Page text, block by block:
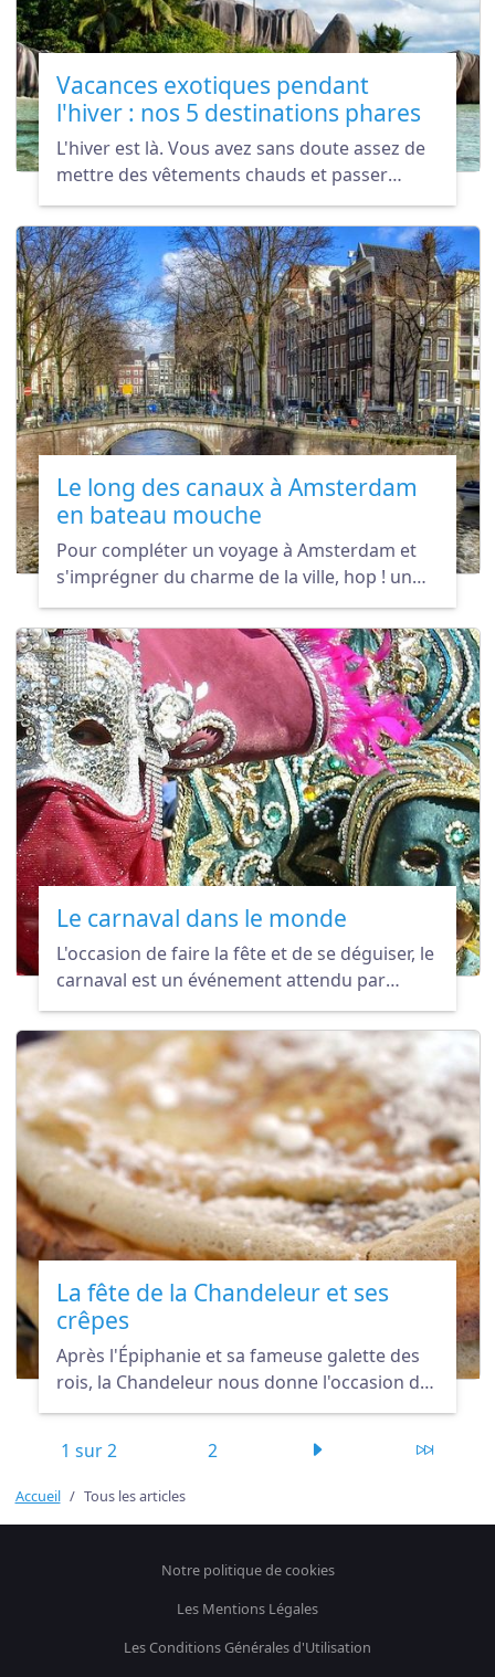
Vacances exotiques pendant
l'hiver : nos 5 destinations phares
L'hiver est là. Vous avez sans doute assez de
mettre des vêtements chauds et passer
presque toutes vos journées de vacances
sous les couvertures chaque année ? Pas de
soucis. Préparez votre bagage et partez à la
découverte des îles et des pays les plus
chauds pour échapper au froid.
Le long des canaux à Amsterdam
en bateau mouche
Pour compléter un voyage à Amsterdam et
s'imprégner du charme de la ville, hop ! un
petit tour en bateau-mouche sur les canaux.
Le carnaval dans le monde
L'occasion de faire la fête et de se déguiser, le
carnaval est un événement attendu par
beaucoup partout dans le monde.
La fête de la Chandeleur et ses
crêpes
Après l'Épiphanie et sa fameuse galette des
rois, la Chandeleur nous donne l'occasion de
nous régaler de crêpes partout en France.
1 sur 2
2
Accueil Tous les articles
Notre politique de cookies
Les Mentions Légales
Les Conditions Générales d'Utilisation